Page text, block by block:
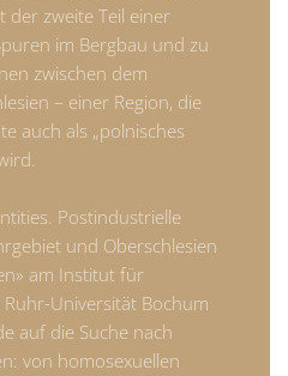
der zweite Teil einer
im Bergbau und zu
zwischen dem
– einer Region, die
auch als „polnisches
Postindustrielle
und Oberschlesien
am Institut für
Universität Bochum
auf die Suche nach
von homosexuellen